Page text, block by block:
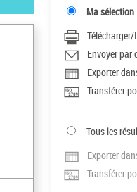
Ma sélection
Envoyer par
Exporter
Transférer
Tous les
Exporter
Transférer